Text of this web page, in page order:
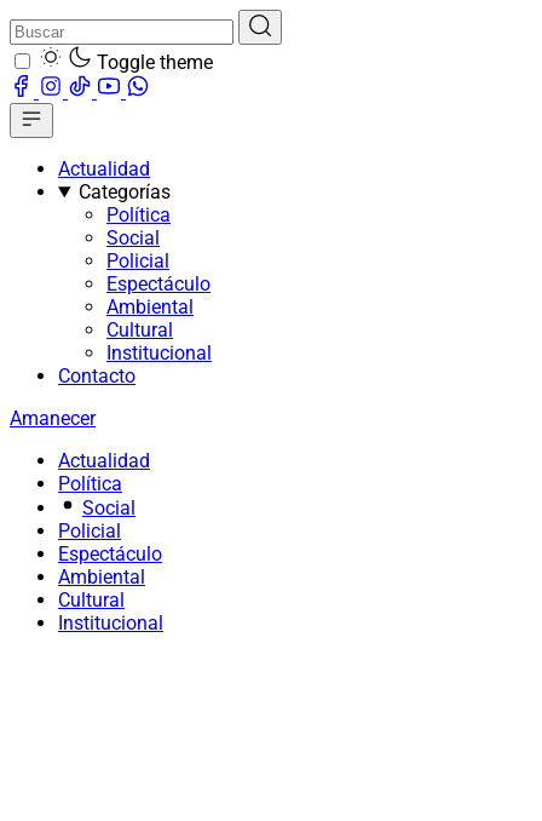
Toggle theme
Actualidad
Categorías
Política
Social
Policial
Espectáculo
Ambiental
Cultural
Institucional
Contacto
Amanecer
Actualidad
Política
Social
Policial
Espectáculo
Ambiental
Cultural
Institucional